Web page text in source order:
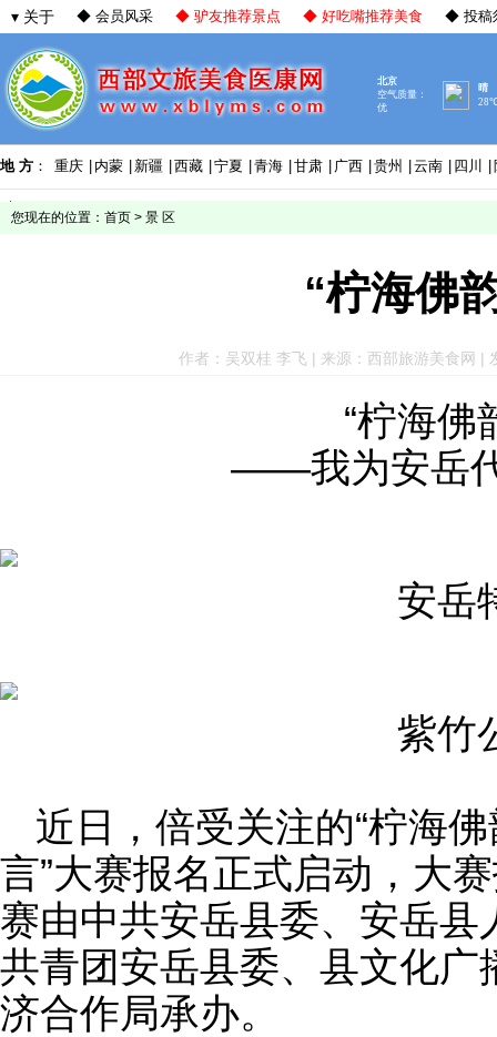
▾ 关于 ◆ 会员风采 ◆ 驴友推荐景点 ◆ 好吃嘴推荐美食 ◆ 投稿
地 方 ： 重庆 内蒙 新疆 西藏 宁夏 青海 甘肃 广西 贵州 云南 四川
您现在的位置： 首页 > 景 区
“柠海佛
作者：吴双桂 李飞 | 来源：西部旅游美食网
“柠海佛
——我为安岳
安岳
紫竹
近日，倍受关注的“柠海
言”大赛报名正式启动，大
赛由中共安岳县委、安岳
共青团安岳县委、县文化
济合作局承办。